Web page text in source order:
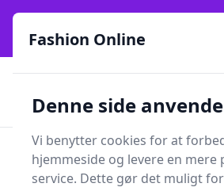
Fashion Online - Din genvej til stil,
online siden 2017
Lynhurtig levering ⭐⭐⭐⭐⭐✨981
Fashion Online
Denne side
Vi benytter cookies for at
hjemmeside og levere en mere
service. Dette gør det muligt